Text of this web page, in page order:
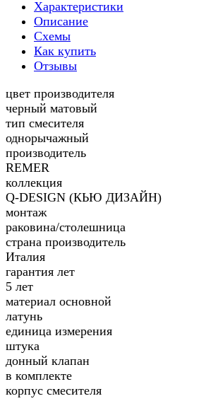
Характеристики
Описание
Схемы
Как купить
Отзывы
цвет производителя
черный матовый
тип смесителя
однорычажный
производитель
REMER
коллекция
Q-DESIGN (КЬЮ ДИЗАЙН)
монтаж
раковина/столешница
страна производитель
Италия
гарантия лет
5 лет
материал основной
латунь
единица измерения
штука
донный клапан
в комплекте
корпус смесителя